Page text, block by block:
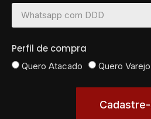
Perfil de compra
Quero Atacado Quero Varejo